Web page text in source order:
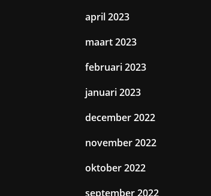
april 2023
maart 2023
februari 2023
januari 2023
december 2022
november 2022
oktober 2022
september 2022